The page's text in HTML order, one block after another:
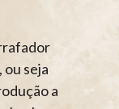
seja
a